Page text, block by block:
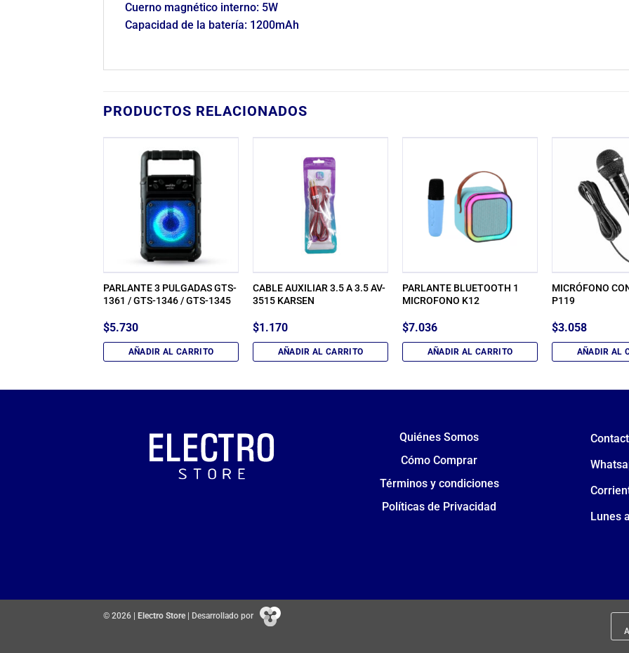
Cuerno magnético interno: 5W
Capacidad de la batería: 1200mAh
PRODUCTOS RELACIONADOS
PARLANTE 3 PULGADAS GTS-
1361 / GTS-1346 / GTS-1345
$5.730
AÑADIR AL CARRITO
CABLE AUXILIAR 3.5 A 3.5 AV-
3515 KARSEN
$1.170
AÑADIR AL CARRITO
PARLANTE BLUETOOTH 1
MICROFONO K12
$7.036
AÑADIR AL CARRITO
MICRÓFONO
P119
$3.058
AÑADIR AL
Quiénes Somos
Cómo Comprar
Términos y condiciones
Políticas de Privacidad
Lunes
© 2026 | Electro Store | Desarrollado por